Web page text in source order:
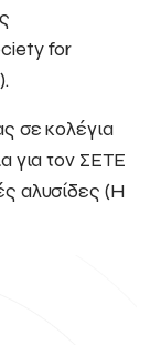
for
σε κολέγια
για τον ΣΕΤΕ
αλυσίδες (H